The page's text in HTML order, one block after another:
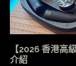
【2026 香港
介紹